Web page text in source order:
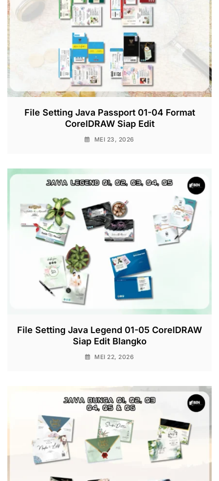
File Setting Java Passport 01-04 Format
CorelDRAW Siap Edit
MEI 23, 2026
File Setting Java Legend 01-05 CorelDRAW
Siap Edit Blangko
MEI 22, 2026